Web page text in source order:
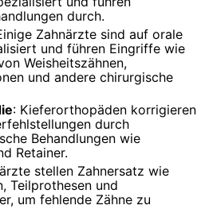
durch.
Zahnärzte sind auf orale
und führen Eingriffe wie
Weisheitszähnen,
und andere chirurgische
: Kieferorthopäden korrigieren
durch
Behandlungen wie
Retainer.
stellen Zahnersatz wie
Teilprothesen und
um fehlende Zähne zu